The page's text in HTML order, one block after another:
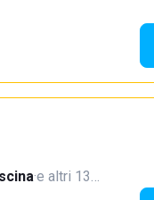
·e altri 13…